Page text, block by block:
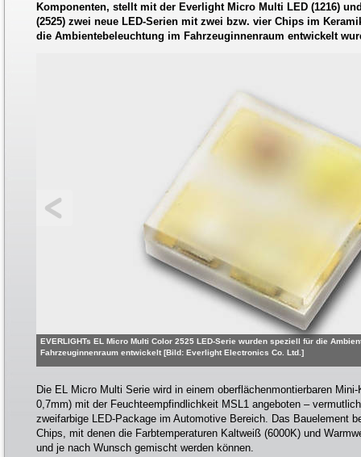
Komponenten, stellt mit der Everlight Micro Multi LED (1216)
(2525) zwei neue LED-Serien mit zwei bzw. vier Chips im
die Ambientebeleuchtung im Fahrzeuginnenraum entwickelt
EVERLIGHTs EL Micro Multi Color 2525 LED-Serie wurden speziell für die
Fahrzeuginnenraum entwickelt [Bild: Everlight Electronics Co. Ltd.]
Die EL Micro Multi Serie wird in einem oberflächenmontierbaren
0,7mm) mit der Feuchteempfindlichkeit MSL1 angeboten –
zweifarbige LED-Package im Automotive Bereich. Das Bauelement
Chips, mit denen die Farbtemperaturen Kaltweiß (6000K) und
und je nach Wunsch gemischt werden können.